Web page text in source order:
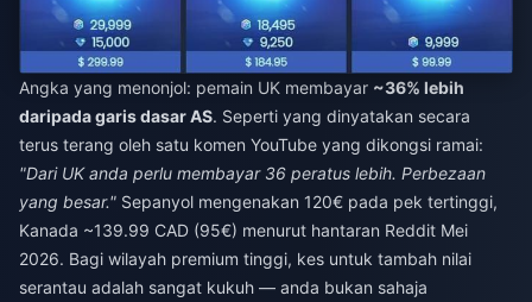
Angka yang menonjol: pemain UK membayar ~36% lebih
daripada garis dasar AS. Seperti yang dinyatakan secara
terus terang oleh satu komen YouTube yang dikongsi ramai:
"Dari UK anda perlu membayar 36 peratus lebih. Perbezaan
yang besar." Sepanyol mengenakan 120€ pada pek tertinggi,
Kanada ~139.99 CAD (95€) menurut hantaran Reddit Mei
2026. Bagi wilayah premium tinggi, kes untuk tambah nilai
serantau adalah sangat kukuh — anda bukan sahaja